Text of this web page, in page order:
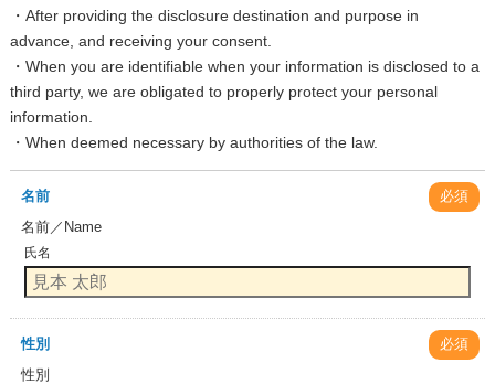
・After providing the disclosure destination and purpose in
advance, and receiving your consent.
・When you are identifiable when your information is disclosed to a
third party, we are obligated to properly protect your personal
information.
・When deemed necessary by authorities of the law.
名前
必須
名前／Name
氏名
性別
必須
性別